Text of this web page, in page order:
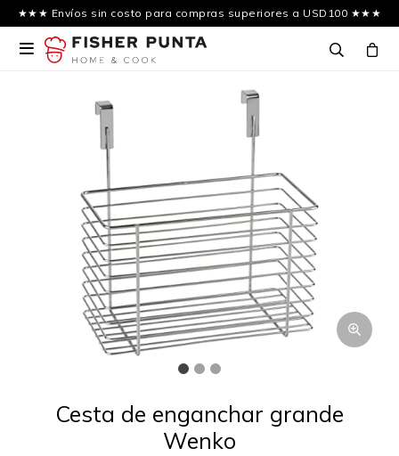
★★★ Envíos sin costo para compras superiores a USD100 ★★★

Cesta de enganchar grande
Wenko